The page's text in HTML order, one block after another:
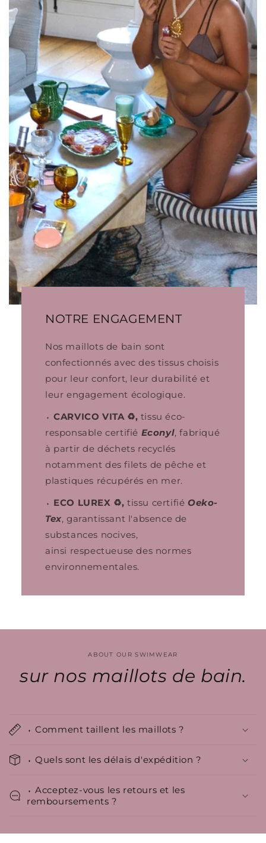
NOTRE ENGAGEMENT
Nos maillots de bain sont
confectionnés avec des tissus choisis
pour leur confort, leur durabilité et
leur engagement écologique.
⬪CARVICO VITA ♻️, tissu éco-
responsable certifié Econyl, fabriqué
à partir de déchets recyclés
notamment des filets de pêche et
plastiques récupérés en mer.
⬪ ECO LUREX ♻️, tissu certifié Oeko-
Tex, garantissant l'absence de
substances nocives,
ainsi respectueuse des normes
environnementales.
ABOUT OUR SWIMWEAR
sur nos maillots de bain.
⬪ Comment taillent les maillots ?
⬪ Quels sont les délais d'expédition ?
⬪ Acceptez-vous les retours et les
remboursements ?